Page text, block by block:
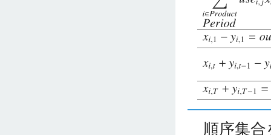
順序集合